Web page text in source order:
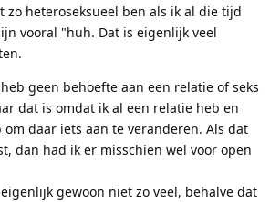
zo heteroseksueel ben als ik al die tijd
vooral "huh. Dat is eigenlijk veel
geen behoefte aan een relatie of seks
dat is omdat ik al een relatie heb en
daar iets aan te veranderen. Als dat
dan had ik er misschien wel voor open
gewoon niet zo veel, behalve dat